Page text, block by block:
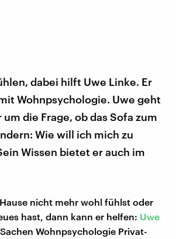
dabei hilft Uwe Linke. Er
Wohnpsychologie. Uwe geht
die Frage, ob das Sofa zum
Wie will ich mich zu
Wissen bietet er auch im
nicht mehr wohl fühlst oder
hast, dann kann er helfen: Uwe
Wohnpsychologie Privat-